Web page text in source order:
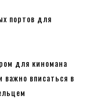
портов для
для киномана
вписаться в